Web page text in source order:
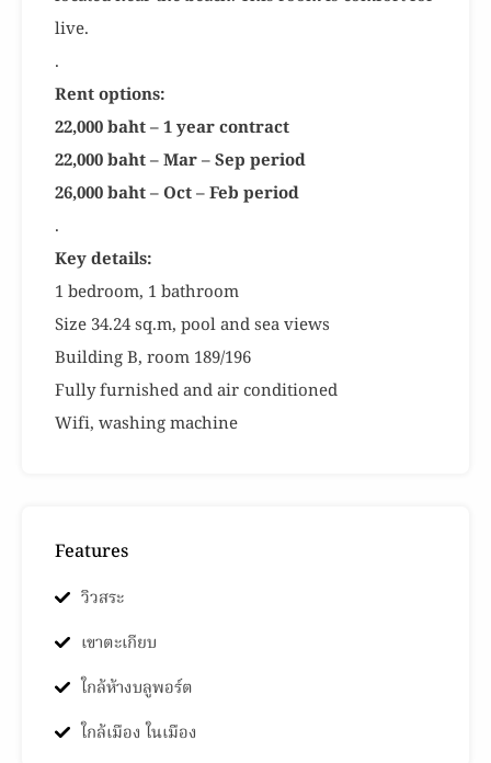
live.
.
Rent options:
22,000 baht – 1 year contract
22,000 baht – Mar – Sep period
26,000 baht – Oct – Feb period
.
Key details:
1 bedroom, 1 bathroom
Size 34.24 sq.m, pool and sea views
Building B, room 189/196
Fully furnished and air conditioned
Wifi, washing machine
Features
วิวสระ
เขาตะเกียบ
ใกล้ห้างบลูพอร์ต
ใกล้เมือง ในเมือง